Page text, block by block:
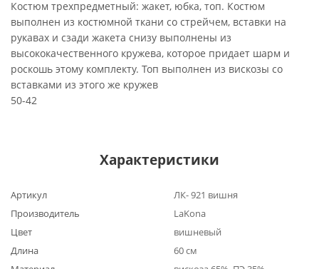
Костюм трехпредметный: жакет, юбка, топ. Костюм
выполнен из костюмной ткани со стрейчем, вставки на
рукавах и сзади жакета снизу выполнены из
высококачественного кружева, которое придает шарм и
роскошь этому комплекту. Топ выполнен из вискозы со
вставками из этого же кружев
50-42
Характеристики
Артикул
ЛК- 921 вишня
Производитель
LaKona
Цвет
вишневый
Длина
60 см